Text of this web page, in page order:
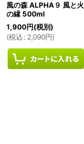
風の森 ALPHA９ 風と火
の縁 500ml
1,900円(税別)
(税込 : 2,090円)